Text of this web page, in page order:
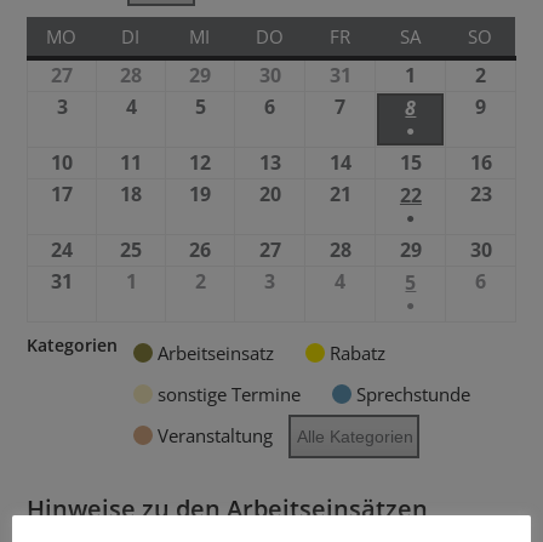
MO DI MI DO FR SA SO
27 28 29 30 31 1
2
3
4 5 6 7 8
●
9
10 11 12 13 14 15
16
17
18 19 20 21 22
●
23
24 25 26 27 28 29
30
31
1 2 3 4 5
●
6
Kategorien Arbeitseinsatz
Rabatz
sonstige Termine
Sprechstunde
Veranstaltung
Alle Kategorien
Hinweise zu den Arbeitseinsätzen